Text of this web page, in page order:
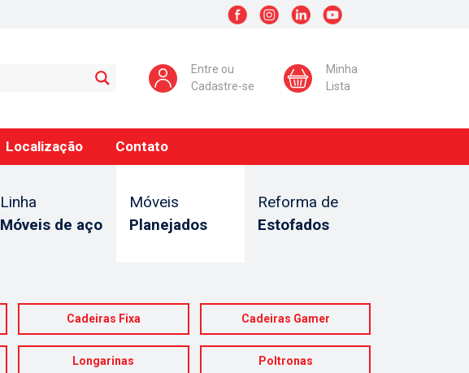
Entre ou
Cadastre-se
Minha
Lista
Localização Contato
Linha
Móveis de aço
Móveis
Planejados
Reforma de
Estofados
Cadeiras Fixa Cadeiras Gamer
Longarinas Poltronas